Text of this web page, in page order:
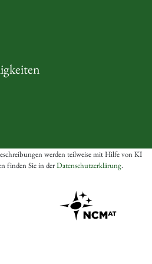
werden teilweise mit Hilfe von KI
finden Sie in derDatenschutzerklärung.